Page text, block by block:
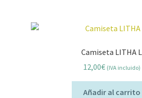
Camiseta LITHA L
12,00€ (IVA incluido)
Añadir al carrito